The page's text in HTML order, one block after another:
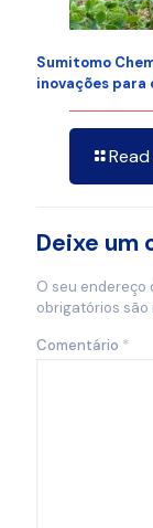
Sumitomo
inovações para
Deixe um
O seu endereço
obrigatórios são
Comentário *